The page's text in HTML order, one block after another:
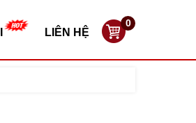
LIÊN HỆ
0